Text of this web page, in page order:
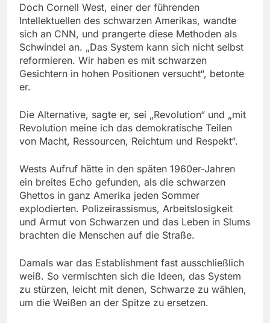
Doch Cornell West, einer der führenden
Intellektuellen des schwarzen Amerikas, wandte
sich an CNN, und prangerte diese Methoden als
Schwindel an. „Das System kann sich nicht selbst
reformieren. Wir haben es mit schwarzen
Gesichtern in hohen Positionen versucht“, betonte
er.
Die Alternative, sagte er, sei „Revolution“ und „mit
Revolution meine ich das demokratische Teilen
von Macht, Ressourcen, Reichtum und Respekt“.
Wests Aufruf hätte in den späten 1960er-Jahren
ein breites Echo gefunden, als die schwarzen
Ghettos in ganz Amerika jeden Sommer
explodierten. Polizeirassismus, Arbeitslosigkeit
und Armut von Schwarzen und das Leben in Slums
brachten die Menschen auf die Straße.
Damals war das Establishment fast ausschließlich
weiß. So vermischten sich die Ideen, das System
zu stürzen, leicht mit denen, Schwarze zu wählen,
um die Weißen an der Spitze zu ersetzen.